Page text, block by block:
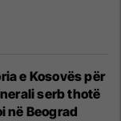
e Kosovës për
serb thotë
në Beograd